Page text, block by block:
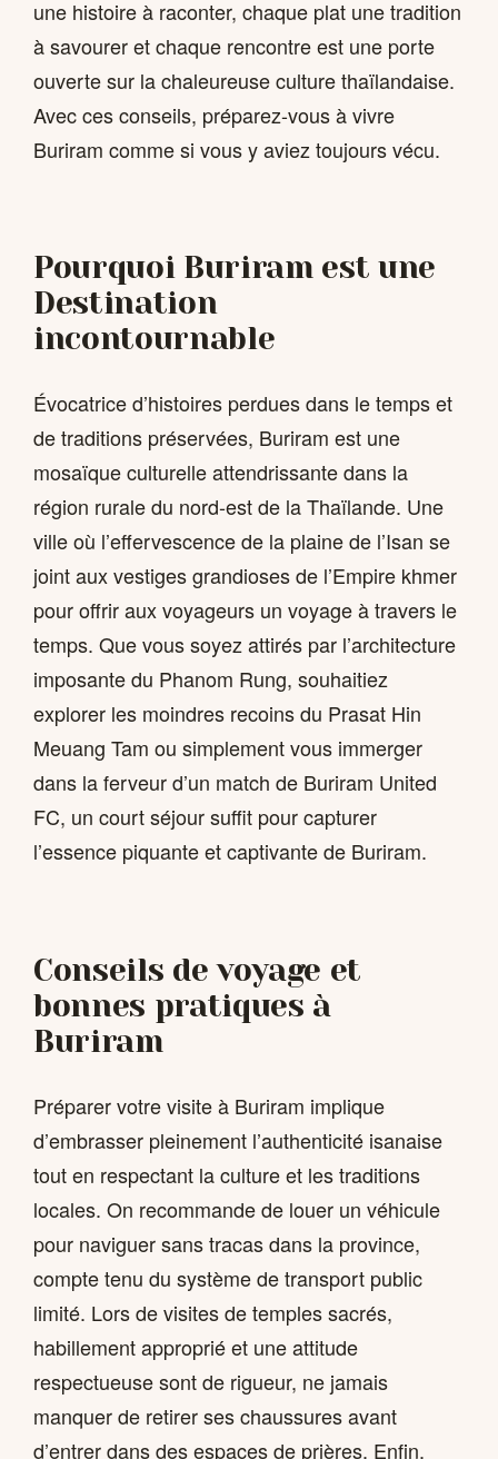
une histoire à raconter, chaque plat une tradition
à savourer et chaque rencontre est une porte
ouverte sur la chaleureuse culture thaïlandaise.
Avec ces conseils, préparez-vous à vivre
Buriram comme si vous y aviez toujours vécu.
Pourquoi Buriram est une
Destination
incontournable
Évocatrice d’histoires perdues dans le temps et
de traditions préservées, Buriram est une
mosaïque culturelle attendrissante dans la
région rurale du nord-est de la Thaïlande. Une
ville où l’effervescence de la plaine de l’Isan se
joint aux vestiges grandioses de l’Empire khmer
pour offrir aux voyageurs un voyage à travers le
temps. Que vous soyez attirés par l’architecture
imposante du Phanom Rung, souhaitiez
explorer les moindres recoins du Prasat Hin
Meuang Tam ou simplement vous immerger
dans la ferveur d’un match de Buriram United
FC, un court séjour suffit pour capturer
l’essence piquante et captivante de Buriram.
Conseils de voyage et
bonnes pratiques à
Buriram
Préparer votre visite à Buriram implique
d’embrasser pleinement l’authenticité isanaise
tout en respectant la culture et les traditions
locales. On recommande de louer un véhicule
pour naviguer sans tracas dans la province,
compte tenu du système de transport public
limité. Lors de visites de temples sacrés,
habillement approprié et une attitude
respectueuse sont de rigueur, ne jamais
manquer de retirer ses chaussures avant
d’entrer dans des espaces de prières. Enfin,